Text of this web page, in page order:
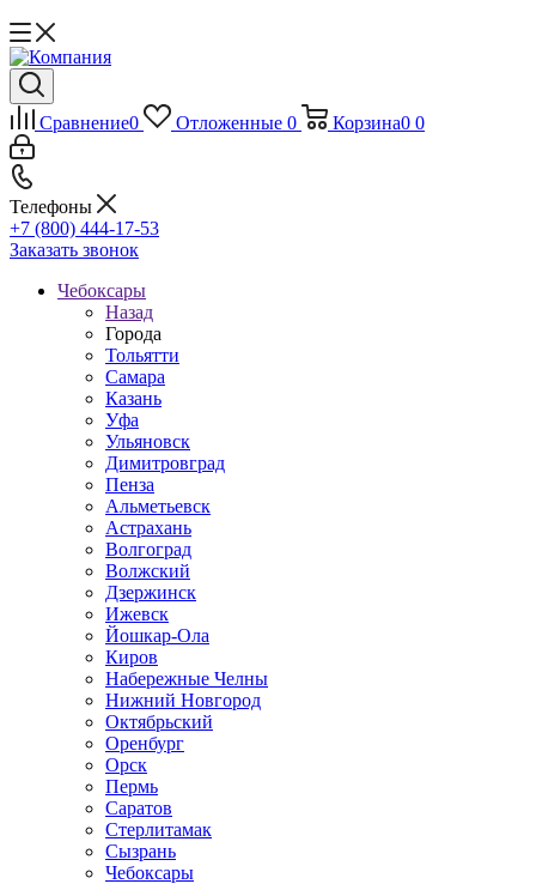
Сравнение0 Отложенные 0 Корзина0 0
Телефоны
+7 (800) 444-17-53
Заказать звонок
Чебоксары
Назад
Города
Тольятти
Самара
Казань
Уфа
Ульяновск
Димитровград
Пенза
Альметьевск
Астрахань
Волгоград
Волжский
Дзержинск
Ижевск
Йошкар-Ола
Киров
Набережные Челны
Нижний Новгород
Октябрьский
Оренбург
Орск
Пермь
Саратов
Стерлитамак
Сызрань
Чебоксары